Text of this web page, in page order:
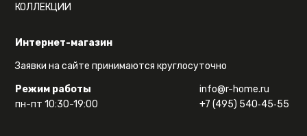
Интернет-магазин
Заявки на сайте принимаются круглосуточно
Режим работы
пн-пт 10:30-19:00
info@r-home.ru
+7 (495) 540‑45‑55
КОЛЛЕКЦИИ